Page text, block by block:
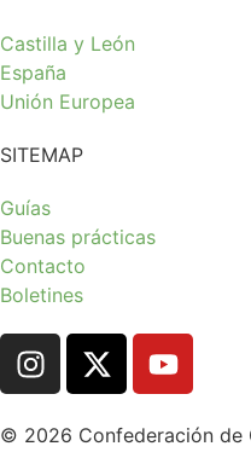
Castilla y León
España
Unión Europea
SITEMAP
Guías
Buenas prácticas
Contacto
Boletines
© 2026 Confederación de